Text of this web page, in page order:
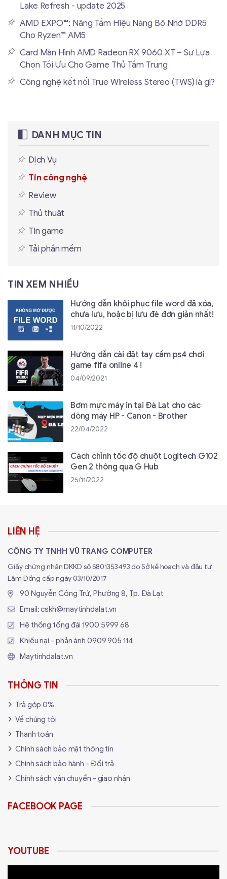
Lake Refresh - update 2025
AMD EXPO™: Nâng Tầm Hiệu Năng Bộ Nhớ DDR5
Cho Ryzen™ AM5
Card Màn Hình AMD Radeon RX 9060 XT – Sự Lựa
Chọn Tối Ưu Cho Game Thủ Tầm Trung
Công nghệ kết nối True Wireless Stereo (TWS) là gì?
DANH MỤC TIN
Dịch Vụ
Tin công nghệ
Review
Thủ thuật
Tin game
Tải phần mềm
TIN XEM NHIỀU
Hướng dẫn khôi phục file word đã xóa,
chưa lưu, hoặc bị lưu đè đơn giản nhất!
11/10/2022
Hướng dẫn cài đặt tay cầm ps4 chơi
game fifa online 4 !
04/09/2021
Bơm mực máy in tại Đà Lạt cho các
dòng máy HP - Canon - Brother
22/04/2022
Cách chỉnh tốc độ chuột Logitech G102
Gen 2 thông qua G Hub
25/11/2022
LIÊN HỆ
CÔNG TY TNHH VŨ TRANG COMPUTER
Giấy chứng nhận DKKD số 5801353493 do Sở kế hoạch và đầu tư
Lâm Đồng cấp ngày 03/10/2017
90 Nguyễn Công Trứ, Phường 8, Tp. Đà Lạt
Email:cskh@maytinhdalat.vn
Hệ thống tổng đài1900 5999 68
Khiếu nại - phản ánh 0909 905 114
Maytinhdalat.vn
THÔNG TIN
Trả góp 0%
Về chúng tôi
Thanh toán
Chính sách bảo mật thông tin
Chính sách bảo hành - Đổi trả
Chính sách vận chuyển - giao nhận
FACEBOOK PAGE
YOUTUBE